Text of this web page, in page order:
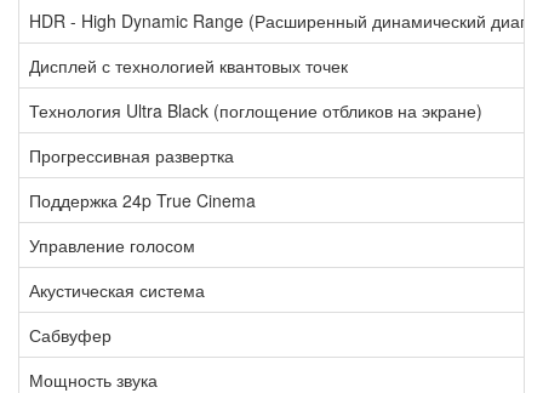
HDR - High Dynamic Range (Расширенный динамический
Дисплей с технологией квантовых точек
Технология Ultra Black (поглощение отбликов на экране)
Прогрессивная развертка
Поддержка 24p True Cinema
Управление голосом
Акустическая система
Сабвуфер
Мощность звука